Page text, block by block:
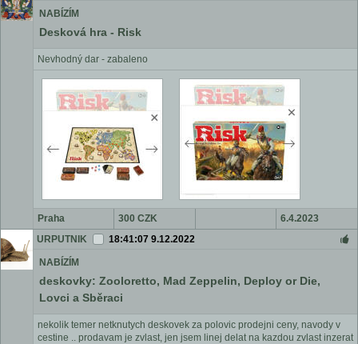
NABÍZÍM
Desková hra - Risk
Nevhodný dar - zabaleno
Praha 300 CZK
6.4.2023
URPUTNIK
18:41:07 9.12.2022
NABÍZÍM
deskovky: Zooloretto, Mad Zeppelin, Deploy or Die,
Lovci a Sběraci
nekolik temer netknutych deskovek za polovic prodejni ceny, navody v
cestine .. prodavam je zvlast, jen jsem linej delat na kazdou zvlast inzerat